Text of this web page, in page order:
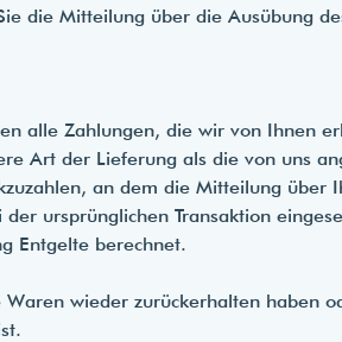
die Mitteilung über die Ausübung
alle Zahlungen, die wir von Ihnen
Art der Lieferung als die von uns
an dem die Mitteilung über
ursprünglichen Transaktion
Entgelte berechnet.
wieder zurückerhalten haben